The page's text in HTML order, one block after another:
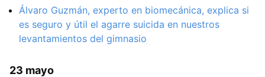
Álvaro Guzmán, experto en biomecánica, explica si
es seguro y útil el agarre suicida en nuestros
levantamientos del gimnasio
23 mayo